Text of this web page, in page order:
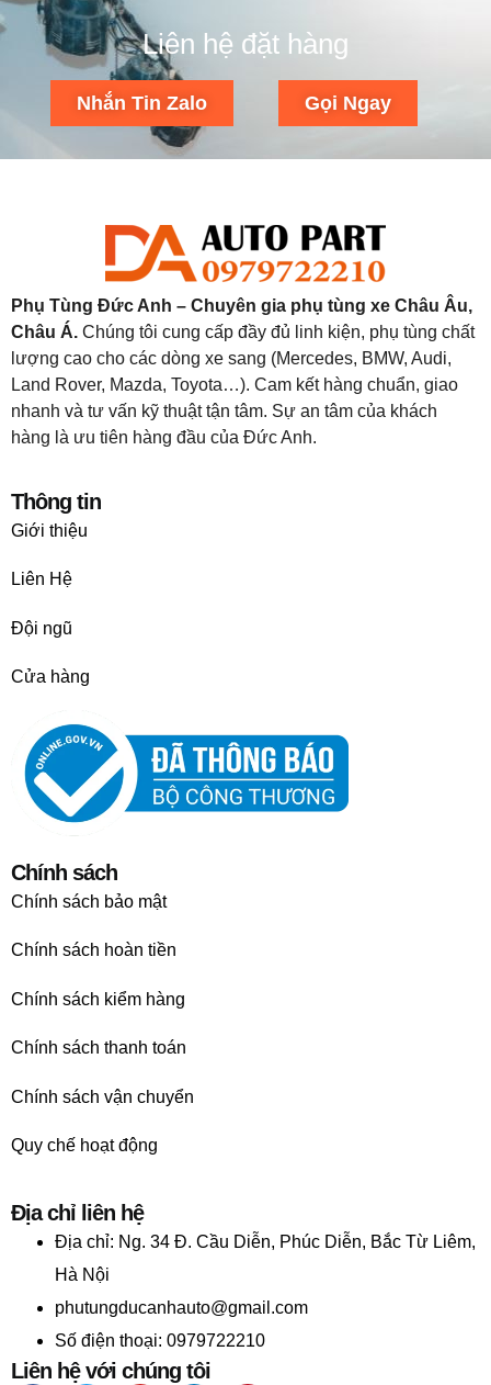
Liên hệ đặt hàng
Nhắn Tin Zalo Gọi Ngay
Phụ Tùng Đức Anh – Chuyên gia phụ tùng xe Châu Âu,
Châu Á. Chúng tôi cung cấp đầy đủ linh kiện, phụ tùng chất
lượng cao cho các dòng xe sang (Mercedes, BMW, Audi,
Land Rover, Mazda, Toyota…). Cam kết hàng chuẩn, giao
nhanh và tư vấn kỹ thuật tận tâm. Sự an tâm của khách
hàng là ưu tiên hàng đầu của Đức Anh.
Thông tin
Giới thiệu
Liên Hệ
Đội ngũ
Cửa hàng
Chính sách
Chính sách bảo mật
Chính sách hoàn tiền
Chính sách kiểm hàng
Chính sách thanh toán
Chính sách vận chuyển
Quy chế hoạt động
Địa chỉ liên hệ
Địa chỉ: Ng. 34 Đ. Cầu Diễn, Phúc Diễn, Bắc Từ Liêm,
Hà Nội
phutungducanhauto@gmail.com
Số điện thoại: 0979722210
Liên hệ với chúng tôi